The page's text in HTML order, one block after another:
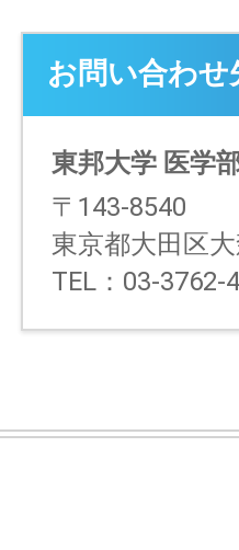
お問い合わせ
東邦大学 医学
〒143-8540
東京都大田区
TEL：03-3762-